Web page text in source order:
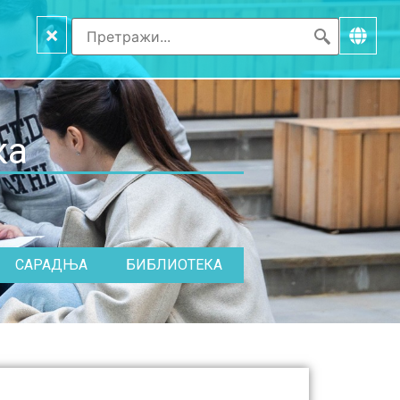
×
САРАДЊА БИБЛИОТЕКА